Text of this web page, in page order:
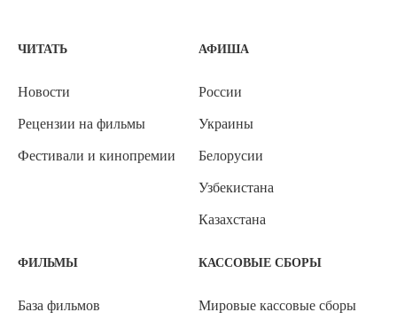
ЧИТАТЬ
Новости
Рецензии на фильмы
Фестивали и кинопремии
АФИША
России
Украины
Белорусии
Узбекистана
Казахстана
ФИЛЬМЫ
База фильмов
КАССОВЫЕ СБОРЫ
Мировые кассовые сборы